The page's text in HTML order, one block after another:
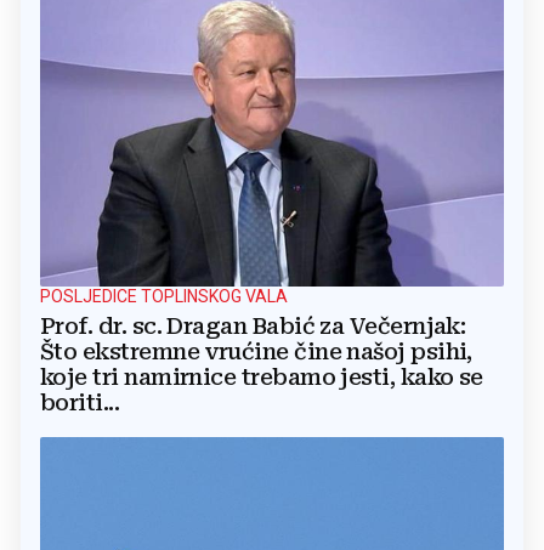
POSLJEDICE TOPLINSKOG VALA
Prof. dr. sc. Dragan Babić za Večernjak:
Što ekstremne vrućine čine našoj psihi,
koje tri namirnice trebamo jesti, kako se
boriti...